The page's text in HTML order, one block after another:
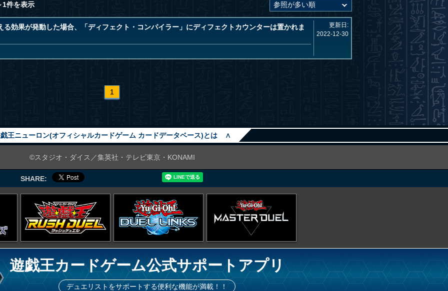
1件を表示
効果が発動した場合、「ディフェクト・コンパイラー」にディフェクトカウンターは置かれま
更新日:
2022-12-30
1
王ニューロン(オフィシャルカードゲーム カードデータベース)とは ∧
©スタジオ・ダイス／集英社・テレビ東京・KONAMI
SHARE:
遊戯王カードゲーム公式サポートアプリ
デュエリストをサポートする便利な機能が満載！！